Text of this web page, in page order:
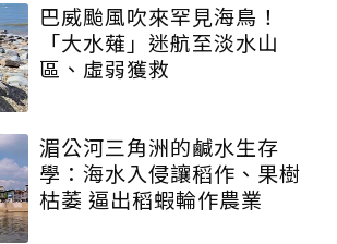
巴威颱風吹來罕見海鳥！
「大水薙」迷航至淡水山
區、虛弱獲救
湄公河三角洲的鹹水生存
學：海水入侵讓稻作、果樹
枯萎 逼出稻蝦輪作農業